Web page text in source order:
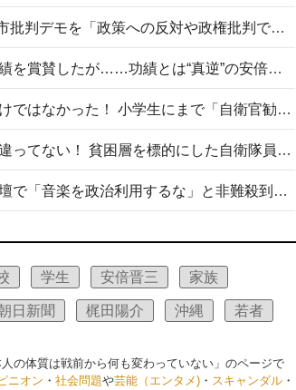
山里亮太が『DayDay.』で国会前の高市批判デモを「政策への反対や政権批判でない」と捻じ曲げ解説 デモ参加者から批判殺到
安倍晋三元首相の命日で高市首相は功績を賞賛したが……功績とは“真逆”の安倍元首相のトンデモ発言を振り返る
自衛隊リクルートは貧困層狙い撃ちだけではなかった！ 小学生にまで「自衛官勧誘」目的のパンフレット作成
「自衛隊は経済的に厳しい子が」は間違ってない！ 貧困層を標的にした自衛隊員募集、やす子、山上被告も…日本でも進む“経済的徴兵制”
高市首相がミュージックアワードに登壇で「音楽を政治利用するな」と非難殺到！ MAJの国策的本質を批判する声も
学生 安倍晋三 家族
日新聞 梶田陽介 沖縄 若者
の体質は戦前から何も変わっていない」のページで
ニオン ・ 社会問題や芸能（エンタメ) ・ スキャンダル ・